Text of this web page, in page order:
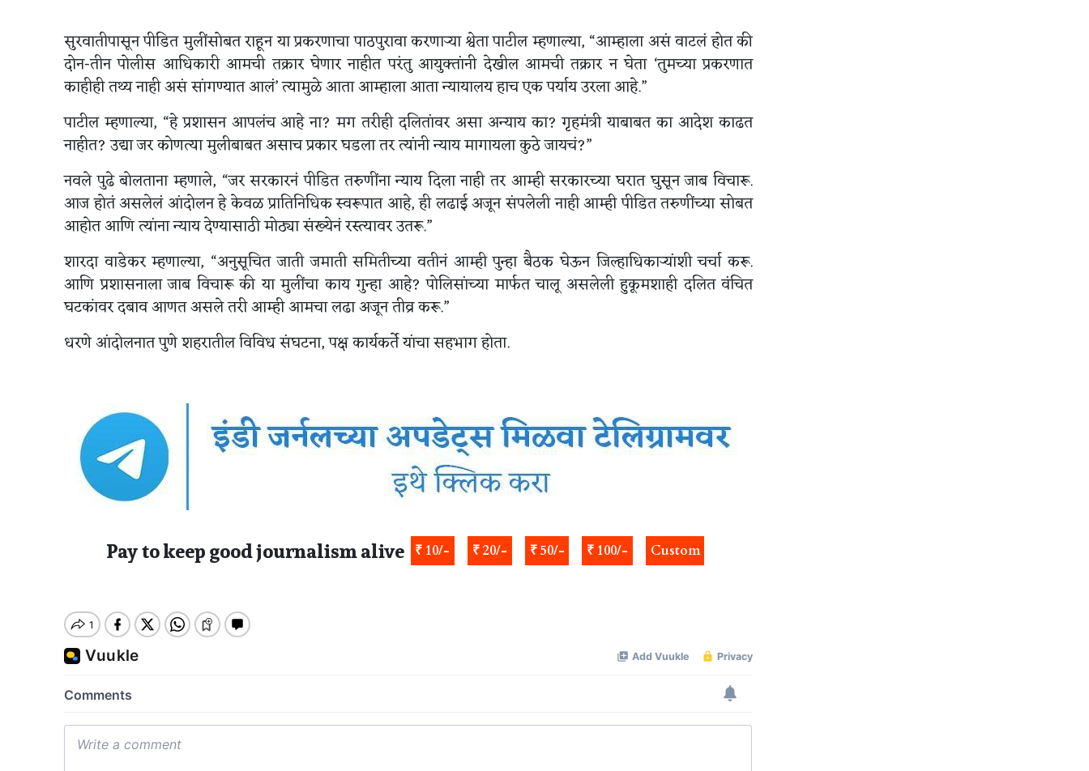
सुरवातीपासून पीडित मुलींसोबत राहून या प्रकरणाचा पाठपुरावा करणाऱ्या श्वेता पाटील म्हणाल्या, “आम्हाला असं वाटलं होत की
दोन-तीन पोलीस आधिकारी आमची तक्रार घेणार नाहीत परंतु आयुक्तांनी देखील आमची तक्रार न घेता ‘तुमच्या प्रकरणात
काहीही तथ्य नाही असं सांगण्यात आलं’ त्यामुळे आता आम्हाला आता न्यायालय हाच एक पर्याय उरला आहे.”
पाटील म्हणाल्या, “हे प्रशासन आपलंच आहे ना? मग तरीही दलितांवर असा अन्याय का? गृहमंत्री याबाबत का आदेश काढत
नाहीत? उद्या जर कोणत्या मुलीबाबत असाच प्रकार घडला तर त्यांनी न्याय मागायला कुठे जायचं?”
नवले पुढे बोलताना म्हणाले, “जर सरकारनं पीडित तरुणींना न्याय दिला नाही तर आम्ही सरकारच्या घरात घुसून जाब विचारू.
आज होतं असलेलं आंदोलन हे केवळ प्रातिनिधिक स्वरूपात आहे, ही लढाई अजून संपलेली नाही आम्ही पीडित तरुणींच्या सोबत
आहोत आणि त्यांना न्याय देण्यासाठी मोठ्या संख्येनं रस्त्यावर उतरू.”
शारदा वाडेकर म्हणाल्या, “अनुसूचित जाती जमाती समितीच्या वतीनं आम्ही पुन्हा बैठक घेऊन जिल्हाधिकाऱ्यांशी चर्चा करू.
आणि प्रशासनाला जाब विचारू की या मुलींचा काय गुन्हा आहे? पोलिसांच्या मार्फत चालू असलेली हुकूमशाही दलित वंचित
घटकांवर दबाव आणत असले तरी आम्ही आमचा लढा अजून तीव्र करू.”
धरणे आंदोलनात पुणे शहरातील विविध संघटना, पक्ष कार्यकर्ते यांचा सहभाग होता.
Pay to keep good journalism alive ₹ 10/- ₹ 20/- ₹ 50/- ₹ 100/- Custom